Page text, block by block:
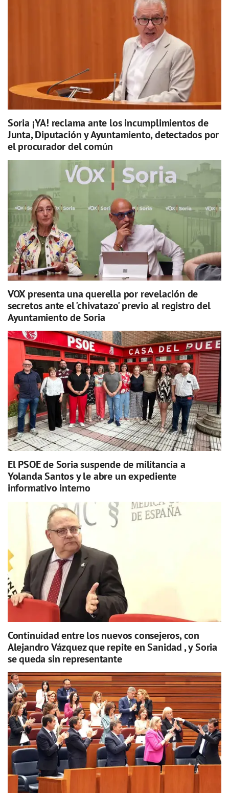
Soria ¡YA! reclama ante los incumplimientos de
Junta, Diputación y Ayuntamiento, detectados por
el procurador del común
VOX presenta una querella por revelación de
secretos ante el 'chivatazo' previo al registro del
Ayuntamiento de Soria
El PSOE de Soria suspende de militancia a
Yolanda Santos y le abre un expediente
informativo interno
Continuidad entre los nuevos consejeros, con
Alejandro Vázquez que repite en Sanidad , y Soria
se queda sin representante